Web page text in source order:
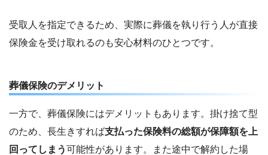
受取人を指定できるため、実際に葬儀を執り行う人が直接
保険金を受け取れるのも安心材料のひとつです。
葬儀保険のデメリット
一方で、葬儀保険にはデメリットもあります。掛け捨て型
のため、長生きすれば支払った保険料の総額が保障額を上
回ってしまう可能性があります。また途中で解約した場